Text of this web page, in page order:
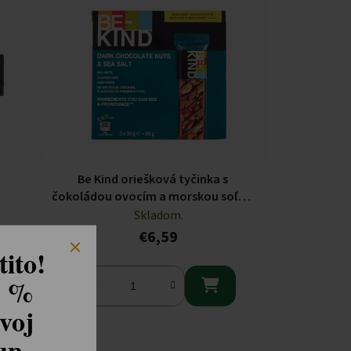
Be Kind oriešková tyčinka s
čokoládou ovocím a morskou soľou
3x30g bezlepková
Skladom.
€6,59

%